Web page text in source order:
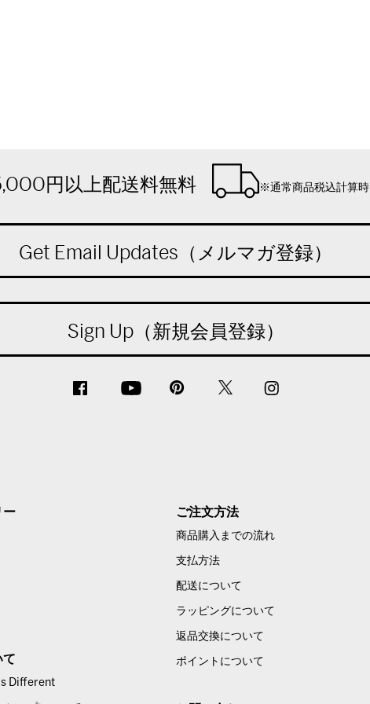
円以上配送料無料 ※通常商品税込計算時
Get Email Updates（メルマガ登録）
Sign Up（新規会員登録）
ー
て
Different
ご注文方法
商品購入までの流れ
支払方法
配送について
ラッピングについて
返品交換について
ポイントについて